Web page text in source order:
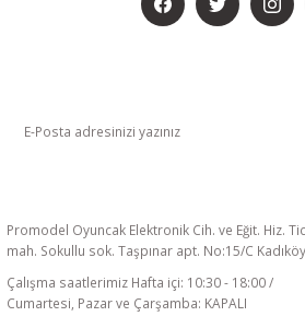
Promodel Oyuncak Elektronik Cih. ve Eğit. Hiz.
mah. Sokullu sok. Taşpınar apt. No:15/C Kadıköy
Çalışma saatlerimiz Hafta içi: 10:30 - 18:00 /
Cumartesi, Pazar ve Çarşamba: KAPALI